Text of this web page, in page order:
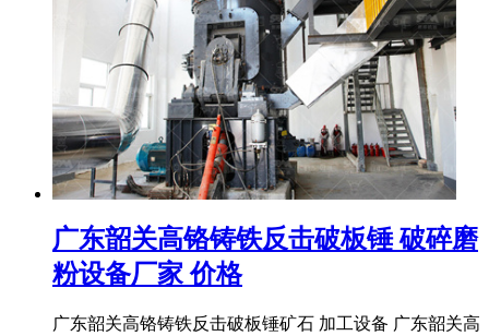
广东韶关高铬铸铁反击破板锤 破碎磨
粉设备厂家 价格
广东韶关高铬铸铁反击破板锤矿石 加工设备 广东韶关高